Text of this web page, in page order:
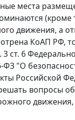
места
(кроме
движения, а
КоАП РФ,
3 ст. 6
ФЗ "О
Российской
вопросы